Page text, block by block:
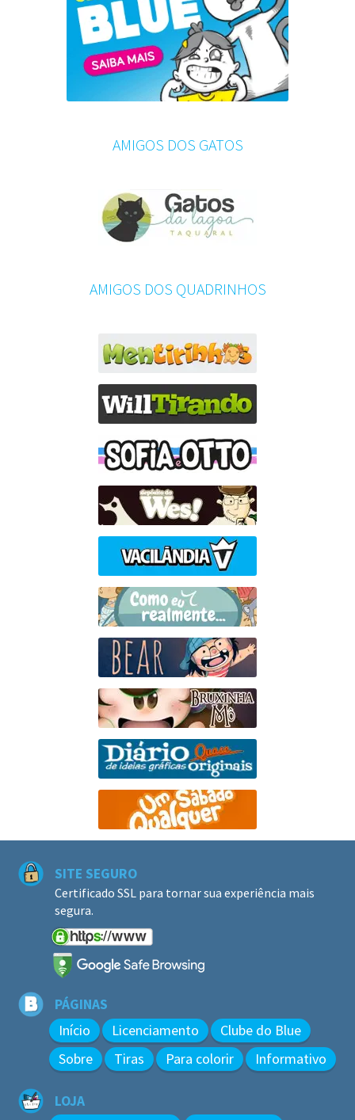
AMIGOS DOS GATOS
AMIGOS DOS QUADRINHOS
SITE SEGURO
Certificado SSL para tornar sua experiência mais
segura.
PÁGINAS
Início Licenciamento
Clube do Blue
Sobre
Tiras Para colorir Informativo
LOJA